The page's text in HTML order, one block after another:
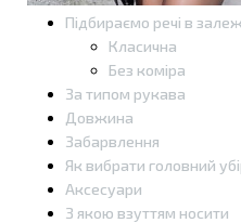
Підбираємо речі в
Класична
Без коміра
За типом рукава
Довжина
Забарвлення
Як вибрати головний
Аксесуари
З якою взуттям носити